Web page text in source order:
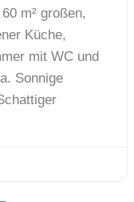
m² großen,
Küche,
mit WC und
Sonnige